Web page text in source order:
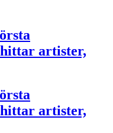
artister,
artister,